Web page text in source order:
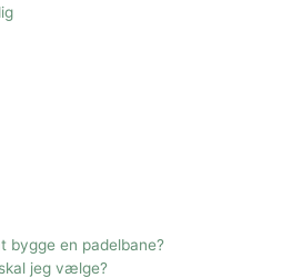
bygge en padelbane?
jeg vælge?